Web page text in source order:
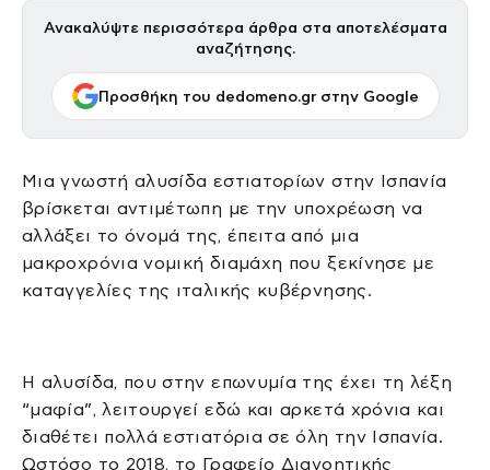
Ανακαλύψτε περισσότερα άρθρα στα αποτελέσματα
αναζήτησης.
Προσθήκη του dedomeno.gr στην Google
Μια γνωστή αλυσίδα εστιατορίων στην Ισπανία
βρίσκεται αντιμέτωπη με την υποχρέωση να
αλλάξει το όνομά της, έπειτα από μια
μακροχρόνια νομική διαμάχη που ξεκίνησε με
καταγγελίες της ιταλικής κυβέρνησης.
Η αλυσίδα, που στην επωνυμία της έχει τη λέξη
“μαφία”, λειτουργεί εδώ και αρκετά χρόνια και
διαθέτει πολλά εστιατόρια σε όλη την Ισπανία.
Ωστόσο το 2018, το Γραφείο Διανοητικής